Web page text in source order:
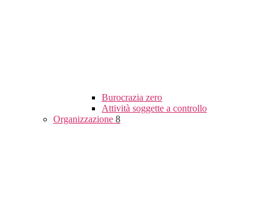
Burocrazia zero
Attività soggette a controllo
Organizzazione 8